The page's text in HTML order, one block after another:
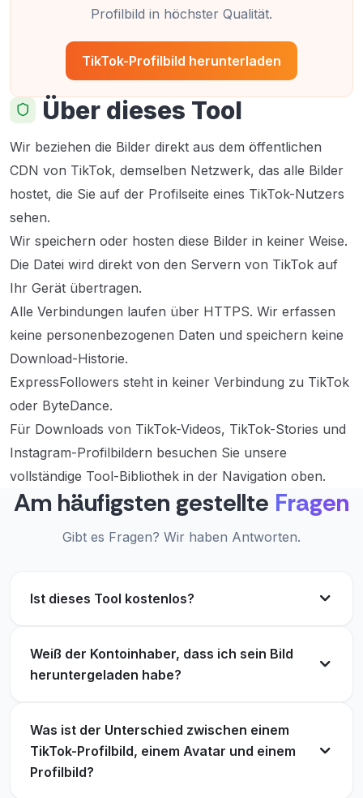
Profilbild in höchster Qualität.
TikTok-Profilbild herunterladen
Über dieses Tool
Wir beziehen die Bilder direkt aus dem öffentlichen
CDN von TikTok, demselben Netzwerk, das alle Bilder
hostet, die Sie auf der Profilseite eines TikTok-Nutzers
sehen.
Wir speichern oder hosten diese Bilder in keiner Weise.
Die Datei wird direkt von den Servern von TikTok auf
Ihr Gerät übertragen.
Alle Verbindungen laufen über HTTPS. Wir erfassen
keine personenbezogenen Daten und speichern keine
Download-Historie.
ExpressFollowers steht in keiner Verbindung zu TikTok
oder ByteDance.
Für Downloads von TikTok-Videos, TikTok-Stories und
Instagram-Profilbildern besuchen Sie unsere
vollständige Tool-Bibliothek in der Navigation oben.
Am häufigsten gestellte Fragen
Gibt es Fragen? Wir haben Antworten.
Ist dieses Tool kostenlos?
Weiß der Kontoinhaber, dass ich sein Bild
heruntergeladen habe?
Was ist der Unterschied zwischen einem
TikTok-Profilbild, einem Avatar und einem
Profilbild?